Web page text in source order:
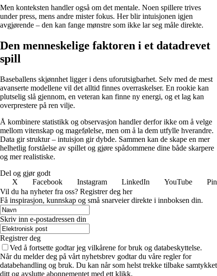
Men konteksten handler også om det mentale. Noen spillere trives
under press, mens andre mister fokus. Her blir intuisjonen igjen
avgjørende – den kan fange mønstre som ikke lar seg måle direkte.
Den menneskelige faktoren i et datadrevet
spill
Baseballens skjønnhet ligger i dens uforutsigbarhet. Selv med de mest
avanserte modellene vil det alltid finnes overraskelser. En rookie kan
plutselig slå gjennom, en veteran kan finne ny energi, og et lag kan
overprestere på ren vilje.
Å kombinere statistikk og observasjon handler derfor ikke om å velge
mellom vitenskap og magefølelse, men om å la dem utfylle hverandre.
Data gir struktur – intuisjon gir dybde. Sammen kan de skape en mer
helhetlig forståelse av spillet og gjøre spådommene dine både skarpere
og mer realistiske.
Del og gjør godt
X
Facebook Instagram LinkedIn YouTube
Vil du ha nyheter fra oss? Registrer deg her
Få inspirasjon, kunnskap og små snarveier direkte i innboksen din.
Skriv inn e-postadressen din
Registrer deg
Ved å fortsette godtar jeg vilkårene for bruk og databeskyttelse.
Når du melder deg på vårt nyhetsbrev godtar du våre regler for
databehandling og bruk. Du kan når som helst trekke tilbake samtykket
ditt og avslutte abonnementet med ett klikk.